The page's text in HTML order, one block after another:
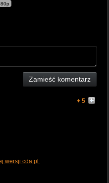
Zamieść komentarz
+ 5
wersji cda.pl